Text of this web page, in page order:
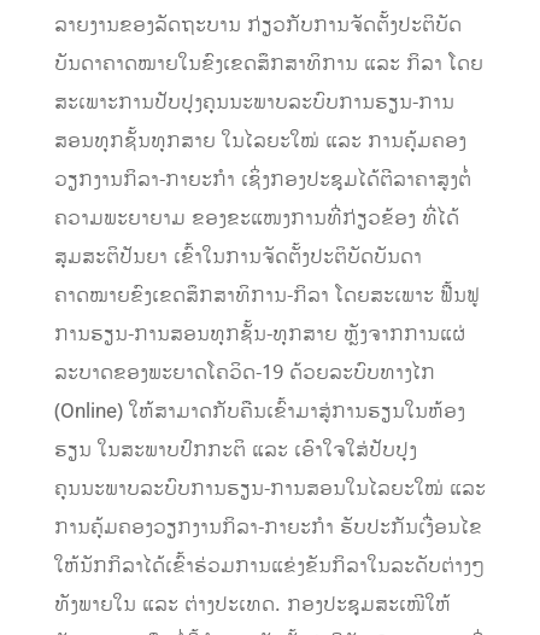
ລາຍງານຂອງລັດຖະບານ ກ່ຽວກັບການຈັດຕັ້ງປະຕິບັດ
ບັນດາຄາດໝາຍໃນຂົງເຂດສຶກສາທິການ ແລະ ກິລາ ໂດຍ
ສະເພາະການປັບປຸງຄຸນນະພາບລະບົບການຮຽນ-ການ
ສອນທຸກຊັ້ນທຸກສາຍ ໃນໄລຍະໃໝ່ ແລະ ການຄຸ້ມຄອງ
ວຽກງານກິລາ-ກາຍະກໍາ ເຊິ່ງກອງປະຊຸມໄດ້ຕີລາຄາສູງຕໍ່
ຄວາມພະຍາຍາມ ຂອງຂະແໜງການທີ່ກ່ຽວຂ້ອງ ທີ່ໄດ້
ສຸມສະຕິປັນຍາ ເຂົ້າໃນການຈັດຕັ້ງປະຕິບັດບັນດາ
ຄາດໝາຍຂົງເຂດສຶກສາທິການ-ກິລາ ໂດຍສະເພາະ ຟື້ນຟູ
ການຮຽນ-ການສອນທຸກຊັ້ນ-ທຸກສາຍ ຫຼັງຈາກການແຜ່
ລະບາດຂອງພະຍາດໂຄວິດ-19 ດ້ວຍລະບົບທາງໄກ
(Online) ໃຫ້ສາມາດກັບຄືນເຂົ້າມາສູ່ການຮຽນໃນຫ້ອງ
ຮຽນ ໃນສະພາບປົກກະຕິ ແລະ ເອົາໃຈໃສ່ປັບປຸງ
ຄຸນນະພາບລະບົບການຮຽນ-ການສອນໃນໄລຍະໃໝ່ ແລະ
ການຄຸ້ມຄອງວຽກງານກິລາ-ກາຍະກໍາ ຮັບປະກັນເງື່ອນໄຂ
ໃຫ້ນັກກິລາໄດ້ເຂົ້າຮ່ວມການແຂ່ງຂັນກິລາໃນລະດັບຕ່າງໆ
ທັງພາຍໃນ ແລະ ຕ່າງປະເທດ. ກອງປະຊຸມສະເໜີໃຫ້